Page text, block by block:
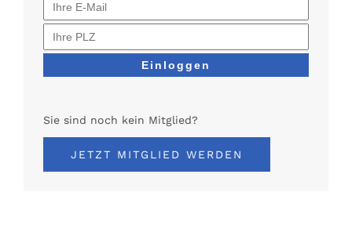
Sie sind noch kein Mitglied?
JETZT MITGLIED WERDEN